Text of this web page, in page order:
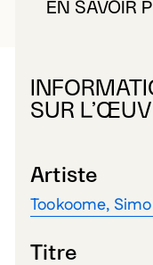
EN SAVOIR
À
SUR
Artiste
Tookoome,
Titre